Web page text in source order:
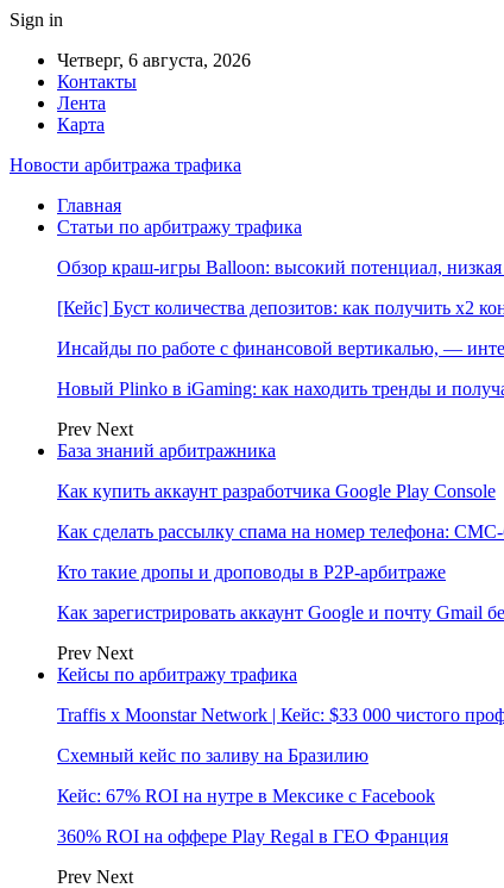
Sign in
Четверг, 6 августа, 2026
Контакты
Лента
Карта
Новости арбитража трафика
Главная
Статьи по арбитражу трафика
Обзор краш-игры Balloon: высокий потенциал,
[Кейс] Буст количества депозитов: как получить х2
Инсайды по работе с финансовой вертикалью, —
Новый Plinko в iGaming: как находить тренды и
Prev Next
База знаний арбитражника
Как купить аккаунт разработчика Google Play Console
Как сделать рассылку спама на номер телефона:
Кто такие дропы и дроповоды в P2P-арбитраже
Как зарегистрировать аккаунт Google и почту Gmail
Prev Next
Кейсы по арбитражу трафика
Traffis x Moonstar Network | Кейс: $33 000 чистого
Схемный кейс по заливу на Бразилию
Кейс: 67% ROI на нутре в Мексике с Facebook
360% ROI на оффере Play Regal в ГЕО Франция
Prev Next